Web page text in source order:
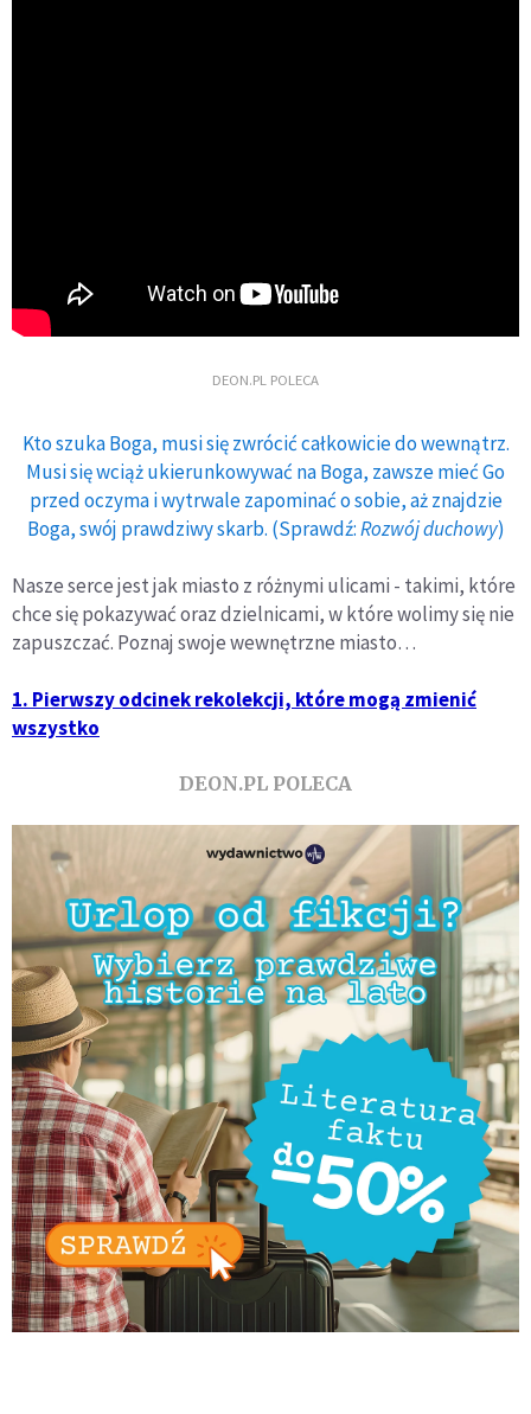
DEON.PL POLECA
Kto szuka Boga, musi się zwrócić całkowicie do wewnątrz.
Musi się wciąż ukierunkowywać na Boga, zawsze mieć Go
przed oczyma i wytrwale zapominać o sobie, aż znajdzie
Boga, swój prawdziwy skarb. (Sprawdź:Rozwój duchowy)
Nasze serce jest jak miasto z różnymi ulicami - takimi, które
chce się pokazywać oraz dzielnicami, w które wolimy się nie
zapuszczać. Poznaj swoje wewnętrzne miasto…
1. Pierwszy odcinek rekolekcji, które mogą zmienić
wszystko
DEON.PL POLECA